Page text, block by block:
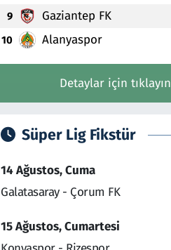
9 Gaziantep FK
10 Alanyaspor
Detaylar için tıklayın
Süper Lig Fikstür
14 Ağustos, Cuma
Galatasaray - Çorum FK
15 Ağustos, Cumartesi